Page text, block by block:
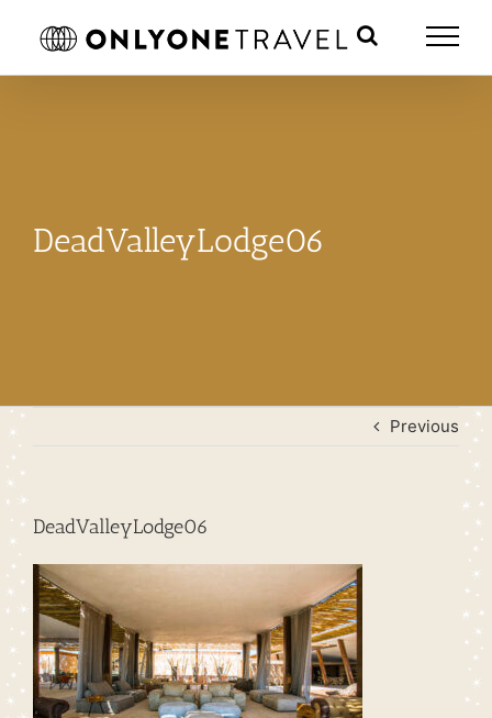
DeadValleyLodge06
Previous
DeadValleyLodge06